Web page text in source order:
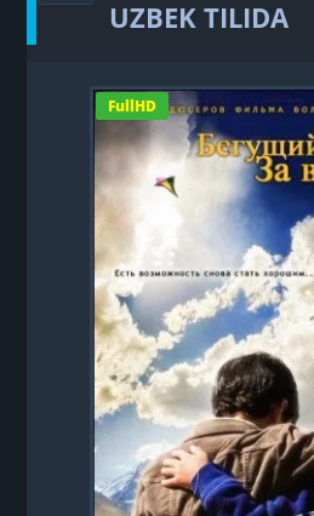
UZBEK TILIDA
FullHD